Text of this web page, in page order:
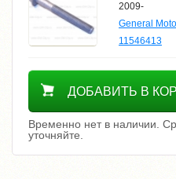
2009-
General
11546413
Уточнить цену
ДОБАВИТЬ В
Временно нет в наличии.
уточняйте.